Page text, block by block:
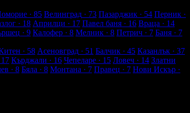
· 85 Велинград · 73 Пазарджик · 54 Перник ·
· 18 Априлци · 17 Павел баня · 16 Враца · 14
· 9 Калофер · 8 Мелник · 8 Петрич · 7 Баня · 7
· 58 Асеновград · 51 Балчик · 45 Казанлък · 37
17 Кърджали · 16 Чепеларе · 15 Ловеч · 14 Златни
· 8 Бяла · 8 Монтана · 7 Правец · 7 Нови Искър ·